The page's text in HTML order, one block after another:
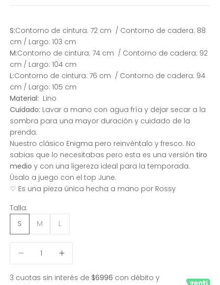
S:Contorno de cintura: 72 cm / Contorno de cadera: 88
cm / Largo: 103 cm
M:Contorno de cintura: 74 cm / Contorno de cadera: 92
cm / Largo: 104 cm
L:Contorno de cintura: 76 cm / Contorno de cadera: 94
cm / Largo: 105 cm
Material: Lino
Cuidado: Lavar a mano con agua fría y dejar secar a la
sombra para una mayor duración y cuidado de la
prenda.
Nuestro clásico Enigma pero reinvéntalo y fresco. No
sabias que lo necesitabas pero esta es una versión tiro
medio y con una ligereza ideal para la temporada.
Úsalo a juego con el top June.
♡ Es una pieza única hecha a mano por Rossy
Talla:
S
M L
3 cuotas sin interés de $6996 con débito y